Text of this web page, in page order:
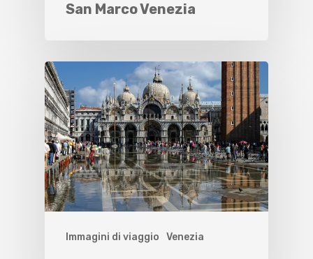
San Marco Venezia
Immagini di viaggio Venezia